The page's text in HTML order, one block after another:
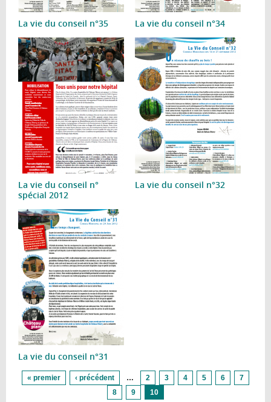
La vie du conseil n°35 La vie du conseil n°34
La vie du conseil n°
spécial 2012
La vie du conseil n°32
La vie du conseil n°31
Pages
« premier ‹ précédent … 2 3 4 5 6
7
8
9 10